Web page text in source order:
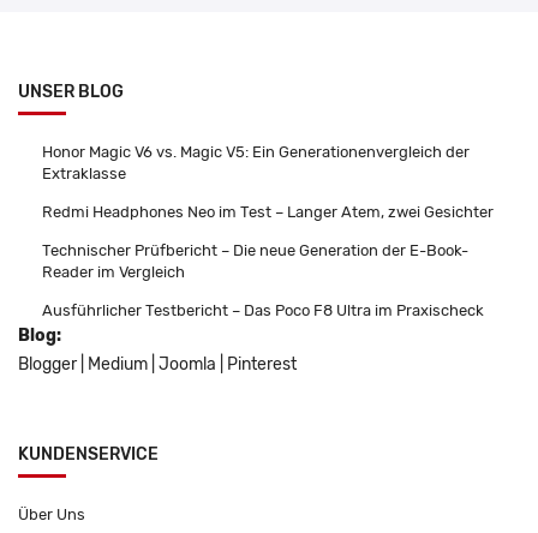
UNSER BLOG
Honor Magic V6 vs. Magic V5: Ein Generationenvergleich der
Extraklasse
Redmi Headphones Neo im Test – Langer Atem, zwei Gesichter
Technischer Prüfbericht – Die neue Generation der E-Book-
Reader im Vergleich
Ausführlicher Testbericht – Das Poco F8 Ultra im Praxischeck
Blog:
Blogger
Medium Joomla Pinterest
KUNDENSERVICE
Über Uns